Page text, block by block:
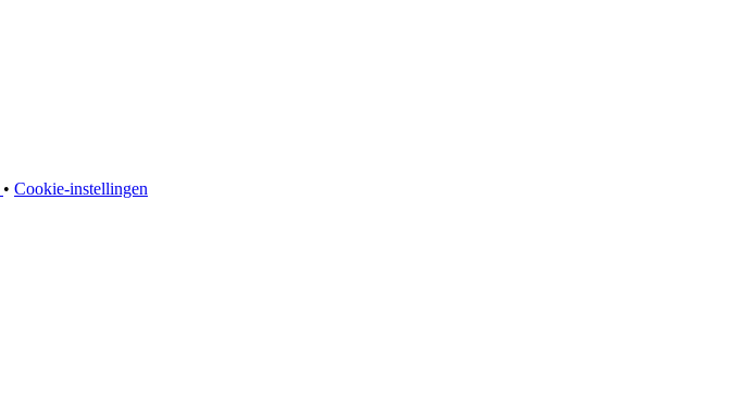
• Cookie-instellingen